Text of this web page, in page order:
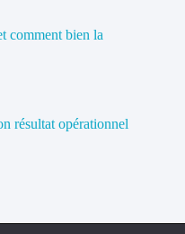
comment bien la
résultat opérationnel